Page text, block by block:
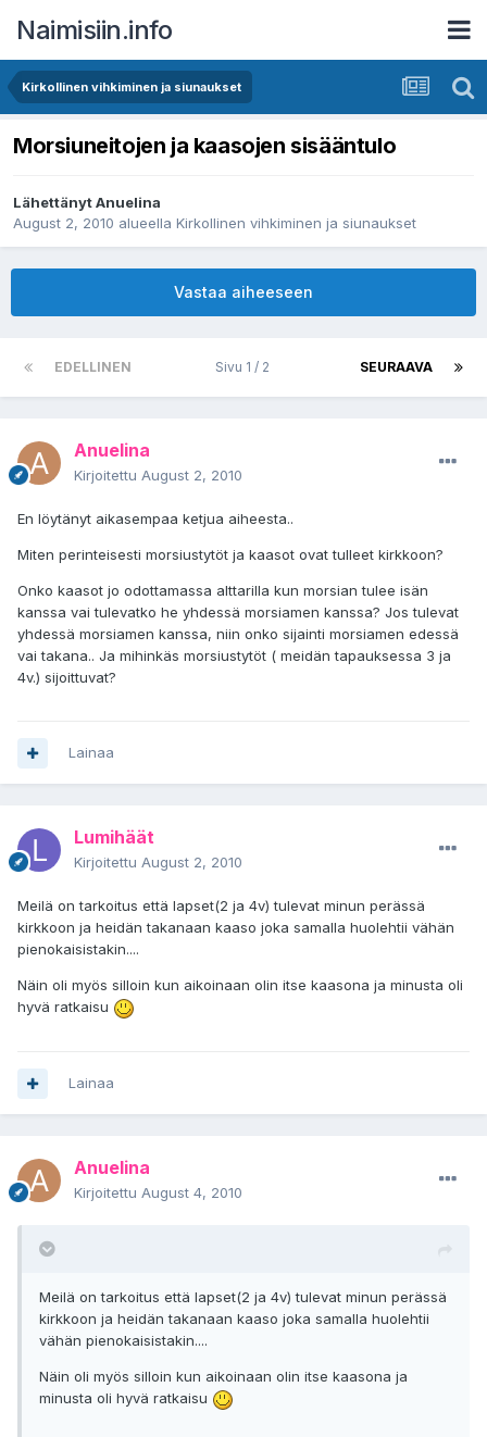
Naimisiin.info
Kirkollinen vihkiminen ja siunaukset
Morsiuneitojen ja kaasojen sisääntulo
LähettänytAnuelina
August 2, 2010 alueella Kirkollinen vihkiminen ja siunaukset
Vastaa aiheeseen
EDELLINEN SEURAAVA
Sivu 1 / 2
Anuelina
Kirjoitettu August 2, 2010
En löytänyt aikasempaa ketjua aiheesta..
Miten perinteisesti morsiustytöt ja kaasot ovat tulleet kirkkoon?
Onko kaasot jo odottamassa alttarilla kun morsian tulee isän
kanssa vai tulevatko he yhdessä morsiamen kanssa? Jos tulevat
yhdessä morsiamen kanssa, niin onko sijainti morsiamen edessä
vai takana.. Ja mihinkäs morsiustytöt ( meidän tapauksessa 3 ja
4v.) sijoittuvat?
Lainaa
Lumihäät
Kirjoitettu August 2, 2010
Meilä on tarkoitus että lapset(2 ja 4v) tulevat minun perässä
kirkkoon ja heidän takanaan kaaso joka samalla huolehtii vähän
pienokaisistakin....
Näin oli myös silloin kun aikoinaan olin itse kaasona ja minusta oli
hyvä ratkaisu
Lainaa
Anuelina
Kirjoitettu August 4, 2010
Meilä on tarkoitus että lapset(2 ja 4v) tulevat minun perässä
kirkkoon ja heidän takanaan kaaso joka samalla huolehtii
vähän pienokaisistakin....
Näin oli myös silloin kun aikoinaan olin itse kaasona ja
minusta oli hyvä ratkaisu